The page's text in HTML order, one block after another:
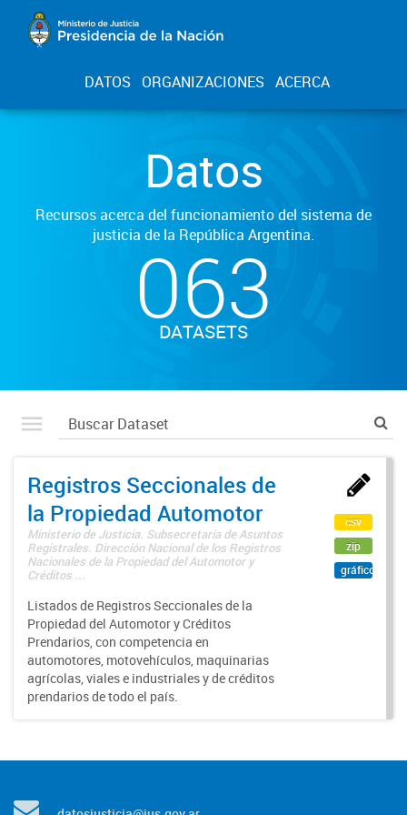
DATOS ORGANIZACIONES ACERCA
Datos
Recursos acerca del funcionamiento del sistema de
justicia de la República Argentina.
063
DATASETS
Registros Seccionales de
la Propiedad Automotor
Ministerio de Justicia. Subsecretaría de Asuntos
Registrales. Dirección Nacional de los Registros
Nacionales de la Propiedad del Automotor y
Créditos ...
Listados de Registros Seccionales de la
Propiedad del Automotor y Créditos
Prendarios, con competencia en
automotores, motovehículos, maquinarias
agrícolas, viales e industriales y de créditos
prendarios de todo el país.
csv
zip
gráfico